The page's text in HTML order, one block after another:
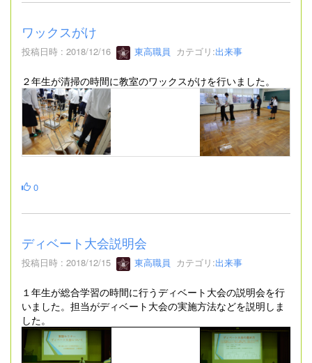
ワックスがけ
投稿日時 : 2018/12/16 東高職員 カテゴリ:出来事
２年生が清掃の時間に教室のワックスがけを行いました。
0
ディベート大会説明会
投稿日時 : 2018/12/15 東高職員 カテゴリ:出来事
１年生が総合学習の時間に行うディベート大会の説明会を行
いました。担当がディベート大会の実施方法などを説明しま
した。